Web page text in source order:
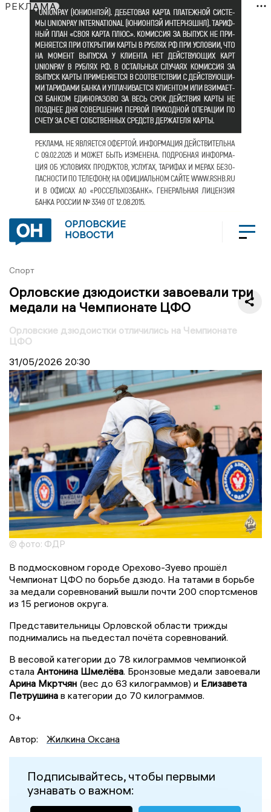
РЕКЛАМА
ОРЛОВСКИЕ
НОВОСТИ
Спорт
Орловские дзюдоистки завоевали три
медали на Чемпионате ЦФО
Орловские дзюдоистки отличились на Чемпионате
ЦФО
31/05/2026 20:30
© фото: ФДР
В подмосковном городе Орехово-Зуево прошёл
Чемпионат ЦФО по борьбе дзюдо. На татами в борьбе
за медали соревнований вышли почти 200 спортсменов
из 15 регионов округа.
Представительницы Орловской области трижды
поднимались на пьедестал почёта соревнований.
В весовой категории до 78 килограммов чемпионкой
стала Антонина Шмелёва. Бронзовые медали завоевали
Арина Мкртчян (вес до 63 килограммов) и Елизавета
Петрушина в категории до 70 килограммов.
0+
Автор:
Жилкина Оксана
Подписывайтесь, чтобы первыми
узнавать о важном: